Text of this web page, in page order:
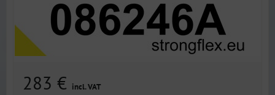
283 € incl. VAT